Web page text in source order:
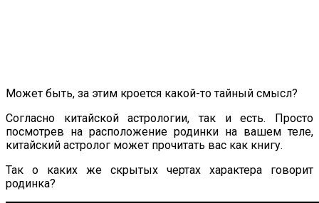
Может быть, за этим кроется какой-то тайный смысл?
Согласно китайской астрологии, так и есть. Просто
посмотрев на расположение родинки на вашем теле,
китайский астролог может прочитать вас как книгу.
Так о каких же скрытых чертах характера говорит
родинка?